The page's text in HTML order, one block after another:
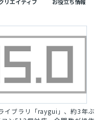
イブラリ「raygui」、約3年ぶ